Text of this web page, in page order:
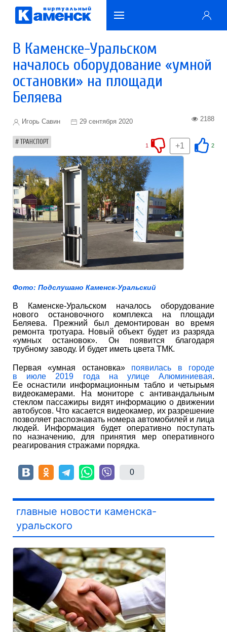
В Каменске-Уральском
началось оборудование «умной
остановки» на площади
Беляева
Игорь Савин 29 сентября 2020 2188
ТРАНСПОРТ 2
+1
1
Фото: Подслушано Каменск-Уральский
В Каменске-Уральском началось оборудование
нового остановочного комплекса на площади
Беляева. Прежний был демонтирован во время
ремонта тротуара. Новый объект будет из разряда
«умных остановок». Он появится благодаря
трубному заводу. И будет иметь цвета ТМК.
Первая «умная остановка» появилась в городе
в июле 2019 года на улице Алюминиевая.
Ее оснастили информационным табло и четырьмя
видеокамерами. На мониторе с антивандальным
стеклом пассажиры видят информацию о движении
автобусов. Что касается видеокамер, их разрешение
позволяет распознавать номера автомобилей и лица
людей. Информация будет оперативно поступать
по назначению, для принятия мер оперативного
реагирования стражами порядка.
0
главные новости каменска-
уральского